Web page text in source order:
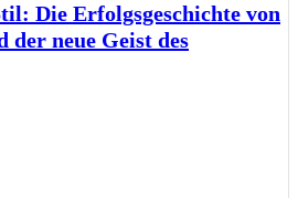
Die Erfolgsgeschichte von
der neue Geist des